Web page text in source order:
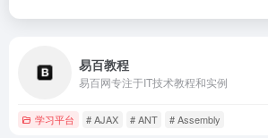
易百教程
易百网专注于IT技术教程和实例
学习平台 # AJAX # ANT # Assembly